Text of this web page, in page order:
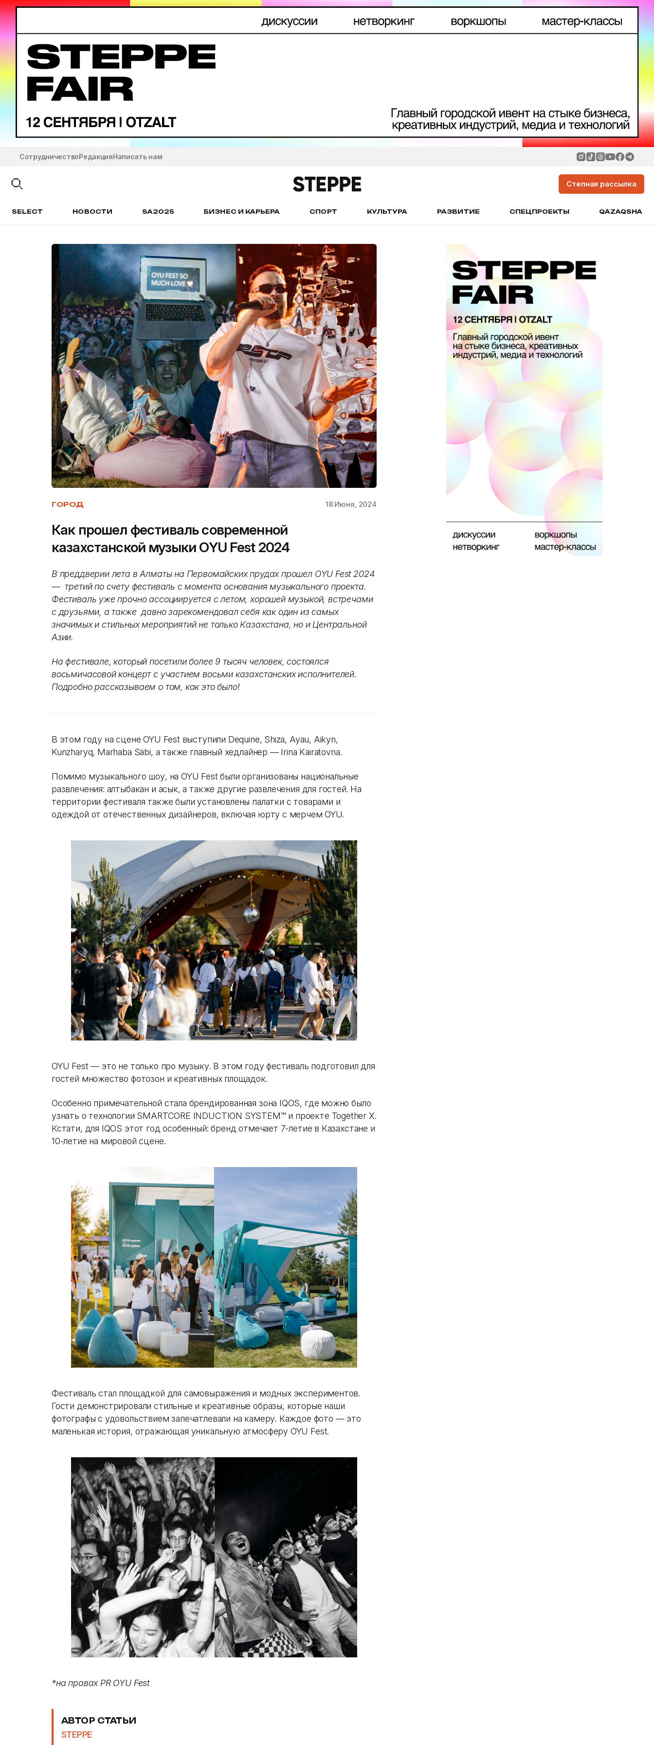
СотрудничествоРедакцияНаписать нам
Степная рассылка
SELECT НОВОСТИ SA2025 БИЗНЕС И КАРЬЕРА СПОРТ КУЛЬТУРА РАЗВИТИЕ СПЕЦПРОЕКТЫ QAZAQSHA
ГОРОД 18 Июня, 2024
Как прошел фестиваль современной
казахстанской музыки OYU Fest 2024
В преддверии лета в Алматы на Первомайских прудах прошел OYU Fest 2024
— третий по счету фестиваль с момента основания музыкального проекта.
Фестиваль уже прочно ассоциируется с летом, хорошей музыкой, встречами
с друзьями, а также давно зарекомендовал себя как один из самых
значимых и стильных мероприятий не только Казахстана, но и Центральной
Азии.
На фестивале, который посетили более 9 тысяч человек, состоялся
восьмичасовой концерт с участием восьми казахстанских исполнителей.
Подробно рассказываем о том, как это было!
В этом году на сцене OYU Fest выступили Dequine, Shiza, Ayau, Aikyn,
Kunzharyq, Marhaba Säbi, а также главный хедлайнер — Irina Kairatovna.
Помимо музыкального шоу, на OYU Fest были организованы национальные
развлечения: алтыбакан и асык, а также другие развлечения для гостей. На
территории фестиваля также были установлены палатки с товарами и
одеждой от отечественных дизайнеров, включая юрту с мерчем OYU.
OYU Fest — это не только про музыку. В этом году фестиваль подготовил для
гостей множество фотозон и креативных площадок.
Особенно примечательной стала брендированная зона IQOS, где можно было
узнать о технологии SMARTCORE INDUCTION SYSTEM™ и проекте Together X.
Кстати, для IQOS этот год особенный: бренд отмечает 7-летие в Казахстане и
10-летие на мировой сцене.
Фестиваль стал площадкой для самовыражения и модных экспериментов.
Гости демонстрировали стильные и креативные образы, которые наши
фотографы с удовольствием запечатлевали на камеру. Каждое фото — это
маленькая история, отражающая уникальную атмосферу OYU Fest.
*на правах PR OYU Fest
АВТОР СТАТЬИ
STEPPE